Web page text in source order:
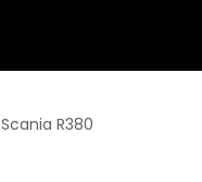
Scania R380